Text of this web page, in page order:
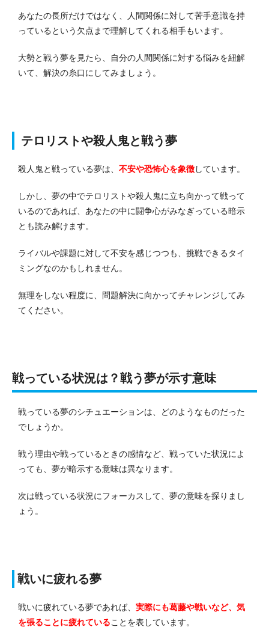
あなたの長所だけではなく、人間関係に対して苦手意識を持
っているという欠点まで理解してくれる相手もいます。
大勢と戦う夢を見たら、自分の人間関係に対する悩みを紐解
いて、解決の糸口にしてみましょう。
テロリストや殺人鬼と戦う夢
殺人鬼と戦っている夢は、 不安や恐怖心を象徴しています。
しかし、夢の中でテロリストや殺人鬼に立ち向かって戦って
いるのであれば、あなたの中に闘争心がみなぎっている暗示
とも読み解けます。
ライバルや課題に対して不安を感じつつも、挑戦できるタイ
ミングなのかもしれません。
無理をしない程度に、問題解決に向かってチャレンジしてみ
てください。
戦っている状況は？戦う夢が示す意味
戦っている夢のシチュエーションは、どのようなものだった
でしょうか。
戦う理由や戦っているときの感情など、戦っていた状況によ
っても、夢が暗示する意味は異なります。
次は戦っている状況にフォーカスして、夢の意味を探りまし
ょう。
戦いに疲れる夢
戦いに疲れている夢であれば、 実際にも葛藤や戦いなど、気
を張ることに疲れていることを表しています。